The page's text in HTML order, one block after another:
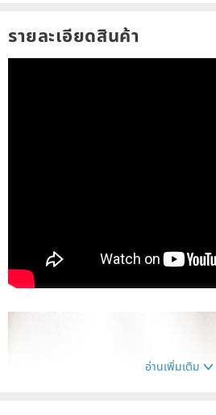
รายละเอียดสินค้า
อ่านเพิ่มเติม